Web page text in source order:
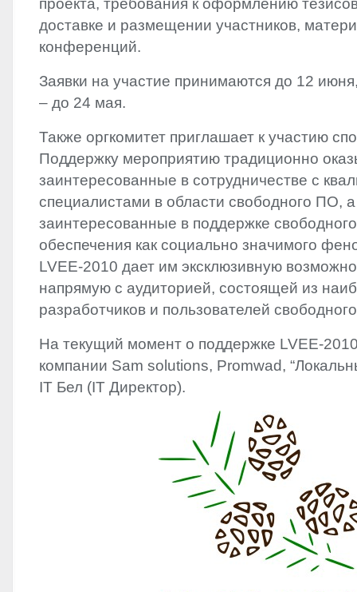
проекта, требования к оформлению
доставке и размещении участников,
конференций.
Заявки на участие принимаются до 12
– до 24 мая.
Также оргкомитет приглашает к участию
Поддержку мероприятию традиционно
заинтересованные в сотрудничестве с
специалистами в области свободного ПО,
заинтересованные в поддержке
обеспечения как социально значимого
LVEE-2010 дает им эксклюзивную
напрямую с аудиторией, состоящей из
разработчиков и пользователей
На текущий момент о поддержке LVEE-
компании Sam solutions, Promwad,
IT Бел (IT Директор).